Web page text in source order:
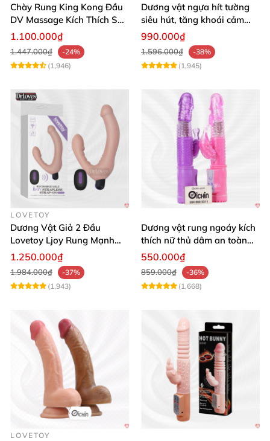
Chày Rung King Kong Đầu
DV Massage Kích Thích Sâu
Mạnh Mẽ
1.100.000₫
1.447.000₫
-24%
(1,946)
Dương vật ngựa hít tường
siêu hút, tăng khoái cảm
tận hưởng
990.000₫
1.596.000₫
-38%
(1,945)
LOVETOY
Dương Vật Giả 2 Đầu
Lovetoy Ljoy Rung Mạnh
ĐKTX Hút Sâu
1.250.000₫
1.984.000₫
-37%
(1,943)
Dương vật rung ngoáy kích
thích nữ thủ dâm an toàn
cao cấp
550.000₫
859.000₫
-36%
(1,668)
LOVETOY